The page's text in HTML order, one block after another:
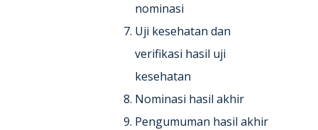
nominasi
Uji kesehatan dan
verifikasi hasil uji
kesehatan
Nominasi hasil akhir
Pengumuman hasil akhir